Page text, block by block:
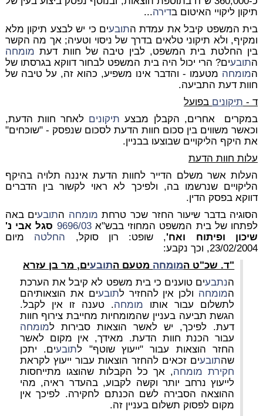
תיקון ליקויי האיטום בדירה...
בית המשפט קיבל את עמדת התובעים כי יש לבצע תיקון מלא
ומקיף, ולא תיקוני טלאים בדרך של ניסוי וטעיה; אך מה הקשר
בין החלטת בית המשפט, לבין טיבה של חוות דעת מומחה
התובעים? הרי יכול היה בית המשפט לבחור דווקא בגרסתו של
המומחה מטעמו - והדבר אינו משפיע, כהוא זה, על טיבה של
חוות דעת התביעה.
ד - תיקונים בפועל
במקרים אחרים, הקבלן מבצע תיקונים לאחר חוות הדעת,
וכאשר משווים בין סכום חוות הדעת לסכום שנפסק - "שוכחים"
את היקף הליקויים שבוצעו בבניין.
עלות חוות הדעת
העלות אשר משלם הדייר לחוות הדעת איננה תלויה בהיקף
הליקויים שנרשמו בה, ולפיכך לא ראוי לקשור בין הדברים
דווקא בפסק הדין.
הסוגיה בדבר שיעור החזר שכר טרחת מומחה התובעים באה
לפתחו של בית המשפט המחוזי בבש"א9696/03 סגל אבי נ'
שיכון ופיתוח ואח', שופט: רון סוקל, החלטה מיום
23/02/2004, וכך נקבע:
"ד. שכ"ט המומחה מטעם התובעים, מר בן עזרא
הנתבעים טוענים כי בית משפט לא קיבל את הערכת
המומחה ולכן אין להחזיר לתובעים את הוצאותיהם
לתשלום עבור אותו מומחה. טענה זו אין לקבל.
הגשת תביעה בעניין שהמומחיות מחייבת צירוף חוות
דעת. לפיכך, יש לאשר הוצאות סבירות למומחה
עבור הכנת חוות הדעת. מאידך, אין מקום לאשר
החזר הוצאות עבור "ייעוץ שוטף" לתובעים. יתכן
שהתובעים זכאים להחזר הוצאות עבור ייעוץ לקראת
חקירת מומחה, אך כל הקבלות שהוצגו מתייחסות
לייעוץ נרחב יותר וקשה לקבוע, בהעדר ראיה, מהי
ההוצאה הסבירה לשם הכנתם לחקירה. לפיכך אין
מקום לפסוק תשלום בעניין זה.